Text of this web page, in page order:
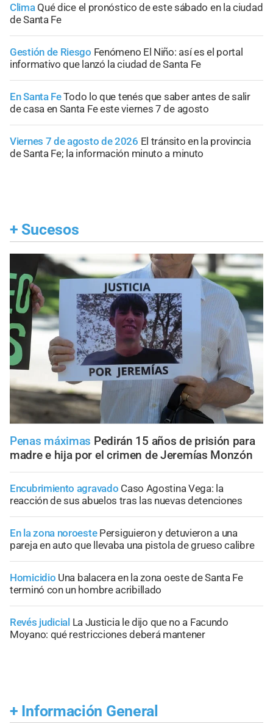
Clima Qué dice el pronóstico de este sábado en la ciudad
de Santa Fe
Gestión de Riesgo Fenómeno El Niño: así es el portal
informativo que lanzó la ciudad de Santa Fe
En Santa FeTodo lo que tenés que saber antes de salir
de casa en Santa Fe este viernes 7 de agosto
Viernes 7 de agosto de 2026 El tránsito en la provincia
de Santa Fe; la información minuto a minuto
+ Sucesos
Penas máximas Pedirán 15 años de prisión para
madre e hija por el crimen de Jeremías Monzón
Encubrimiento agravado Caso Agostina Vega: la
reacción de sus abuelos tras las nuevas detenciones
En la zona noroeste Persiguieron y detuvieron a una
pareja en auto que llevaba una pistola de grueso calibre
Homicidio Una balacera en la zona oeste de Santa Fe
terminó con un hombre acribillado
Revés judicial La Justicia le dijo que no a Facundo
Moyano: qué restricciones deberá mantener
+ Información General